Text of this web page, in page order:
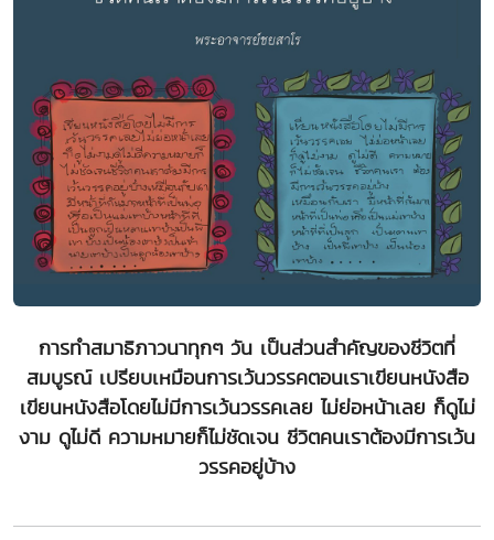
การทำสมาธิภาวนาทุกๆ วัน เป็นส่วนสำคัญของชีวิตที่
สมบูรณ์ เปรียบเหมือนการเว้นวรรคตอนเราเขียนหนังสือ
เขียนหนังสือโดยไม่มีการเว้นวรรคเลย ไม่ย่อหน้าเลย ก็ดูไม่
งาม ดูไม่ดี ความหมายก็ไม่ชัดเจน ชีวิตคนเราต้องมีการเว้น
วรรคอยู่บ้าง